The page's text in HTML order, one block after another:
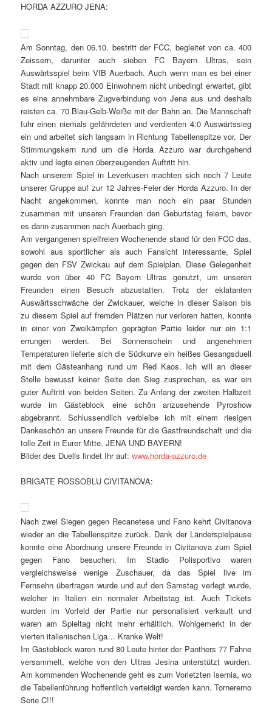
HORDA AZZURO JENA:
Am Sonntag, den 06.10. bestritt der FCC, begleitet von ca. 400
Zeissern, darunter auch sieben FC Bayern Ultras, sein
Auswärtsspiel beim VfB Auerbach. Auch wenn man es bei einer
Stadt mit knapp 20.000 Einwohnern nicht unbedingt erwartet, gibt
es eine annehmbare Zugverbindung von Jena aus und deshalb
reisten ca. 70 Blau-Gelb-Weiße mit der Bahn an. Die Mannschaft
fuhr einen niemals gefährdeten und verdienten 4:0 Auswärtssieg
ein und arbeitet sich langsam in Richtung Tabellenspitze vor. Der
Stimmungskern rund um die Horda Azzuro war durchgehend
aktiv und legte einen überzeugenden Auftritt hin.
Nach unserem Spiel in Leverkusen machten sich noch 7 Leute
unserer Gruppe auf zur 12 Jahres-Feier der Horda Azzuro. In der
Nacht angekommen, konnte man noch ein paar Stunden
zusammen mit unseren Freunden den Geburtstag feiern, bevor
es dann zusammen nach Auerbach ging.
Am vergangenen spielfreien Wochenende stand für den FCC das,
sowohl aus sportlicher als auch Fansicht interessante, Spiel
gegen den FSV Zwickau auf dem Spielplan. Diese Gelegenheit
wurde von über 40 FC Bayern Ultras genutzt, um unseren
Freunden einen Besuch abzustatten. Trotz der eklatanten
Auswärtsschwäche der Zwickauer, welche in dieser Saison bis
zu diesem Spiel auf fremden Plätzen nur verloren hatten, konnte
in einer von Zweikämpfen geprägten Partie leider nur ein 1:1
errungen werden. Bei Sonnenschein und angenehmen
Temperaturen lieferte sich die Südkurve ein heißes Gesangsduell
mit dem Gästeanhang rund um Red Kaos. Ich will an dieser
Stelle bewusst keiner Seite den Sieg zusprechen, es war ein
guter Auftritt von beiden Seiten. Zu Anfang der zweiten Halbzeit
wurde im Gästeblock eine schön anzusehende Pyroshow
abgebrannt. Schlussendlich verbleibe ich mit einem riesigen
Dankeschön an unsere Freunde für die Gastfreundschaft und die
tolle Zeit in Eurer Mitte. JENA UND BAYERN!
Bilder des Duells findet Ihr auf:www.horda-azzuro.de
BRIGATE ROSSOBLU CIVITANOVA:
Nach zwei Siegen gegen Recanetese und Fano kehrt Civitanova
wieder an die Tabellenspitze zurück. Dank der Länderspielpause
konnte eine Abordnung unsere Freunde in Civitanova zum Spiel
gegen Fano besuchen. Im Stadio Polisportivo waren
vergleichsweise wenige Zuschauer, da das Spiel live im
Fernsehn übertragen wurde und auf den Samstag verlegt wurde,
welcher in Italien ein normaler Arbeitstag ist. Auch Tickets
wurden im Vorfeld der Partie nur personalisiert verkauft und
waren am Spieltag nicht mehr erhältlich. Wohlgemerkt in der
vierten italienischen Liga… Kranke Welt!
Im Gästeblock waren rund 80 Leute hinter der Panthers 77 Fahne
versammelt, welche von den Ultras Jesina unterstützt wurden.
Am kommenden Wochenende geht es zum Vorletzten Isernia, wo
die Tabellenführung hoffentlich verteidigt werden kann. Torneremo
Serie C!!!